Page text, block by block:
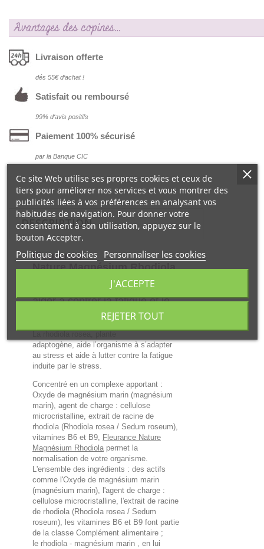
Avantages des copines…
Livraison offerte
dés 55€ d‘achat !
Satisfait ou remboursé
99% d‘avis positifs
Paiement 100% sécurisé
par la Banque CIC
DESCRIPTION
Fleurance
Nature Magnésium Rhodiola
permet
d'apporter une synergie pour
aider à contrer la fatigue et le
stress d'origine nerveuse.
adaptogène, aide l’organisme à s’adapter
au stress et aide à lutter contre la fatigue
induite par le stress.
Concentré en un complexe apportant :
Oxyde de magnésium marin (magnésium
marin), agent de charge : cellulose
microcristalline, extrait de racine de
rhodiola (Rhodiola rosea / Sedum roseum),
vitamines B6 et B9, Fleurance Nature
Magnésium Rhodiola permet la
normalisation de votre organisme.
L'ensemble des ingrédients : des actifs
comme l'Oxyde de magnésium marin
(magnésium marin), l'agent de charge :
cellulose microcristalline, l'extrait de racine
de rhodiola (Rhodiola rosea / Sedum
roseum), les vitamines B6 et B9 font partie
de la classe Complément alimentaire ;
le rhodiola - magnésium marin , en lui
Ce site Web utilise ses propres cookies et ceux de
tiers pour améliorer nos services et vous montrer des
publicités liées à vos préférences en analysant vos
habitudes de navigation. Pour donner votre
consentement à son utilisation, appuyez sur le
bouton Accepter.
Politique de cookies Personnaliser les cookies
REJETER TOUT
J'ACCEPTE